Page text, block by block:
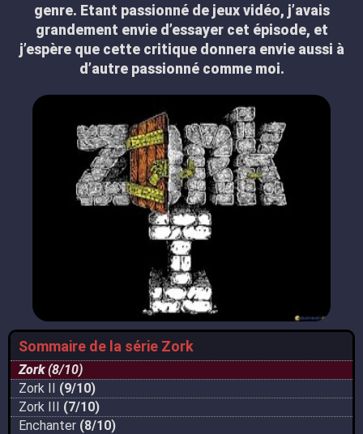
genre. Etant passionné de jeux vidéo, j’avais
grandement envie d’essayer cet épisode, et
j’espère que cette critique donnera envie aussi à
d’autre passionné comme moi.
Sommaire de la série Zork
Zork(8/10)
Zork II (9/10)
Zork III (7/10)
Enchanter (8/10)